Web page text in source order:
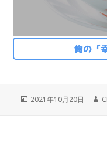
俺の「
投
2021年10月20日